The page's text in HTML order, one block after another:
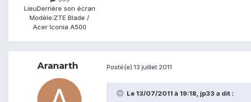
LieuDerrière son écran
Modèle:ZTE Blade /
Acer Iconia A500
Aranarth Posté(e) 13 juillet 2011
Le 13/07/2011 à 19:18, jp33 a dit :